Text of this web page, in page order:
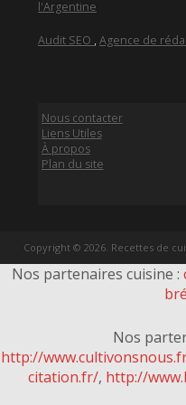
l'Argentine
Audit SEO ,Agence de
Nous contacter
Liens Utiles
À propos
Plan du site
Copyright © 2026. Recettes de
Nos partenaires cuisine :
Nos
http://
citation.fr/, http://